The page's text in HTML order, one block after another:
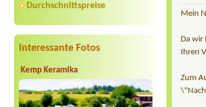
Durchschnittspreise
Interessante Fotos
Kemp Keramika
Mein
Da wir
Ihren
Zum